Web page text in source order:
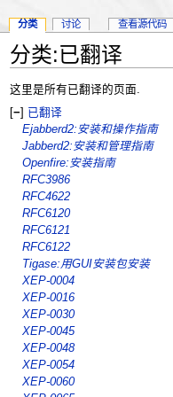
分类:已翻译
这里是所有已翻译的页面.
[−] 已翻译
Ejabberd2:安装和操作指南
Jabberd2:安装和管理指南
Openfire:安装指南
RFC3986
RFC4622
RFC6120
RFC6121
RFC6122
Tigase:用GUI安装包安装
XEP-0004
XEP-0016
XEP-0030
XEP-0045
XEP-0048
XEP-0054
XEP-0060
分类 讨论 查看源代码